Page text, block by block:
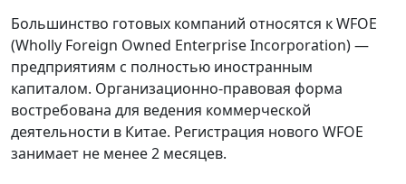
Большинство готовых компаний относятся к WFOE
(Wholly Foreign Owned Enterprise Incorporation) —
предприятиям с полностью иностранным
капиталом. Организационно-правовая форма
востребована для ведения коммерческой
деятельности в Китае. Регистрация нового WFOE
занимает не менее 2 месяцев.